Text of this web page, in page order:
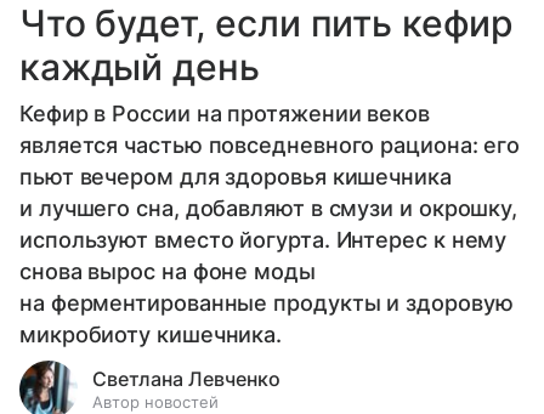
Что будет, если пить кефир
каждый день
Кефир в России на протяжении веков
является частью повседневного рациона: его
пьют вечером для здоровья кишечника
и лучшего сна, добавляют в смузи и окрошку,
используют вместо йогурта. Интерес к нему
снова вырос на фоне моды
на ферментированные продукты и здоровую
микробиоту кишечника.
Светлана Левченко
Автор новостей